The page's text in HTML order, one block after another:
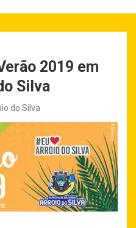
2019 em
Silva
do Silva